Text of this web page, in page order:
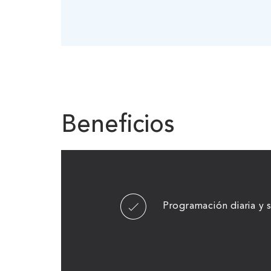
Beneficios
Programación diaria y